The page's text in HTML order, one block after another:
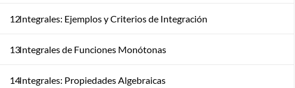
12Integrales: Ejemplos y Criterios de Integración
13Integrales de Funciones Monótonas
14Integrales: Propiedades Algebraicas